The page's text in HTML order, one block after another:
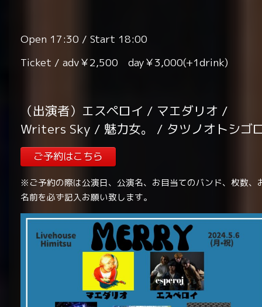
Open 17:30 / Start 18:00
Ticket / adv￥2,500 day￥3,000(+1drink)
（出演者）エスペロイ / マエダリオ /
Writers Sky / 魅力女。 / タツノオトシゴ
ご予約はこちら
※ご予約の際は公演日、公演名、お目当てのバンド、枚数、
名前を必ず記入お願い致します。